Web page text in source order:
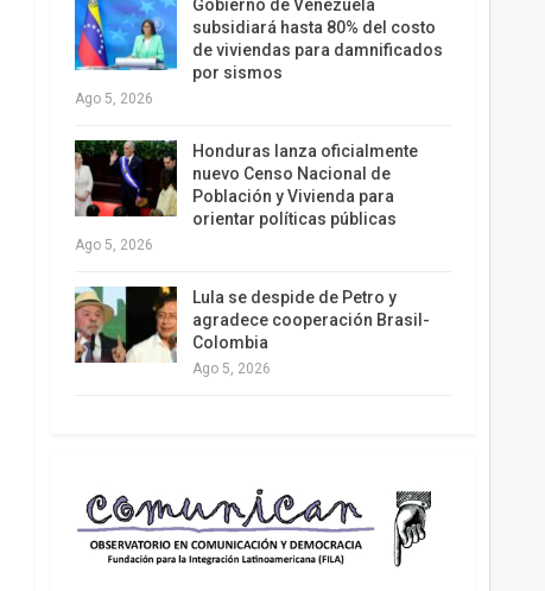
Gobierno de Venezuela
subsidiará hasta 80% del costo
de viviendas para damnificados
por sismos
Ago 5, 2026
Honduras lanza oficialmente
nuevo Censo Nacional de
Población y Vivienda para
orientar políticas públicas
Ago 5, 2026
Lula se despide de Petro y
agradece cooperación Brasil-
Colombia
Ago 5, 2026